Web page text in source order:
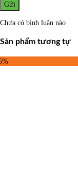
Gửi
Chưa có bình luận nào
Sản phẩm tương tự